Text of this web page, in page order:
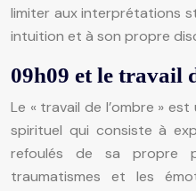
limiter aux interprétations
intuition et à son propre
09h09 et le travail
Le « travail de l’ombre »
spirituel qui consiste à
refoulés de sa propre
traumatismes et les